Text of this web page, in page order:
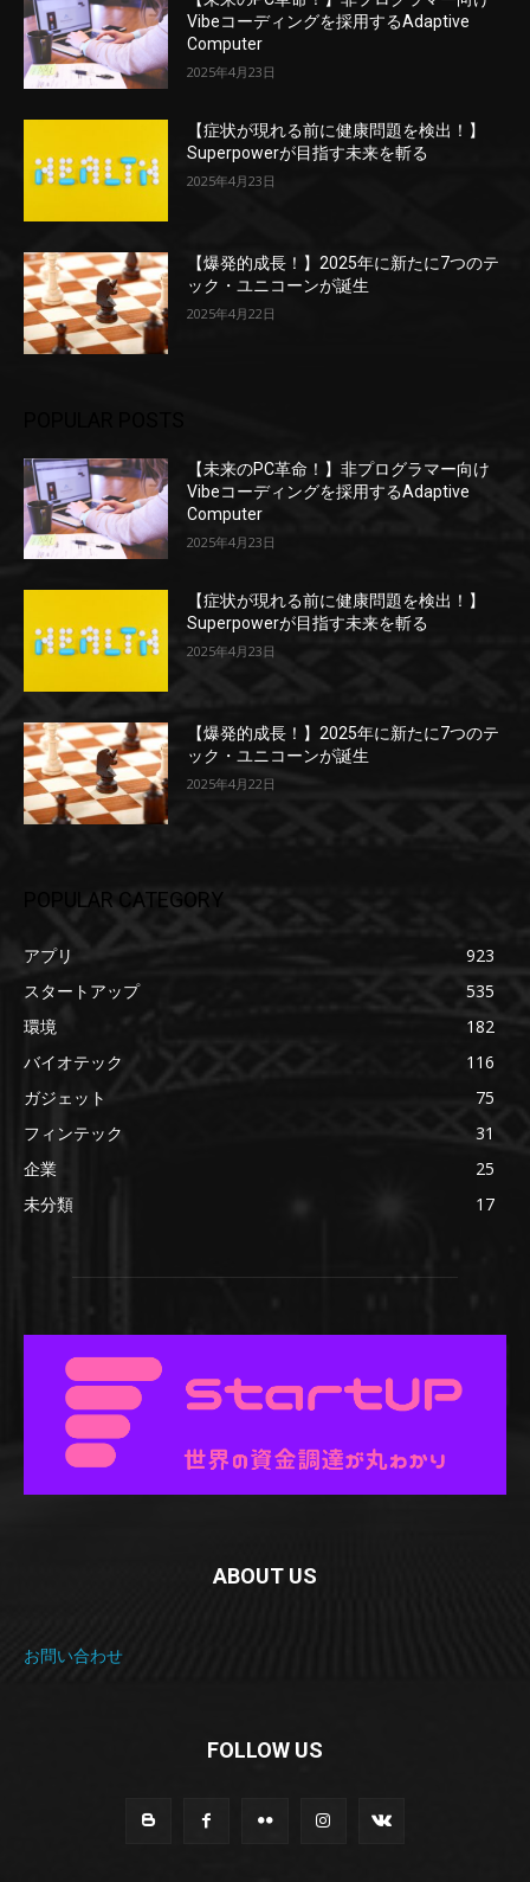
Vibeコーディングを採用するAdaptive
Computer
2025年4月23日
【症状が現れる前に健康問題を検出！】
Superpowerが目指す未来を斬る
2025年4月23日
【爆発的成長！】2025年に新たに7つのテ
ック・ユニコーンが誕生
2025年4月22日
【未来のPC革命！】非プログラマー向け
Vibeコーディングを採用するAdaptive
Computer
2025年4月23日
【症状が現れる前に健康問題を検出！】
Superpowerが目指す未来を斬る
2025年4月23日
【爆発的成長！】2025年に新たに7つのテ
ック・ユニコーンが誕生
2025年4月22日
POPULAR CATEGORY
アプリ
923
スタートアップ
535
環境
182
バイオテック
116
ガジェット
75
フィンテック
31
企業
25
未分類
17
ABOUT US
お問い合わせ
FOLLOW US